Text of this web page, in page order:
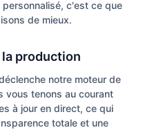
c'est ce que
de mieux.
la production
notre moteur de
vous tenons au courant
à jour en direct, ce qui
totale et une